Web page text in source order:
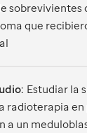
sobrevivientes
que
Estudiar la
radioterapia en
a un